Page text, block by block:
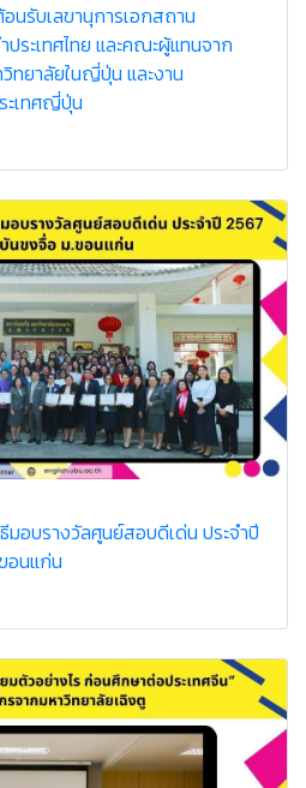
นรับเลขานุการเอกสถาน
ระเทศไทย และคณะผู้แทนจาก
ทยาลัยในญี่ปุ่น และงาน
ะเทศญี่ปุ่น
อบรางวัลศูนย์สอบดีเด่น ประจำปี
อนแก่น